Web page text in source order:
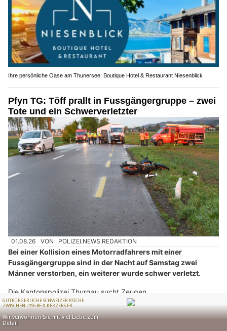
Ihre persönliche Oase am Thunersee: Boutique Hotel & Restaurant Niesenblick
Pfyn TG: Töff prallt in Fussgängergruppe – zwei
Tote und ein Schwerverletzter
01.08.26 VON POLIZEI.NEWS REDAKTION
Bei einer Kollision eines Motorradfahrers mit einer
Fussgängergruppe sind in der Nacht auf Samstag zwei
Männer verstorben, ein weiterer wurde schwer verletzt.
Die Kantonspolizei Thurgau sucht Zeugen.
Weiterlesen